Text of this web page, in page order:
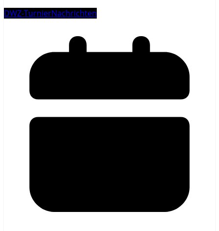
DWZ-TurnierNachrichten